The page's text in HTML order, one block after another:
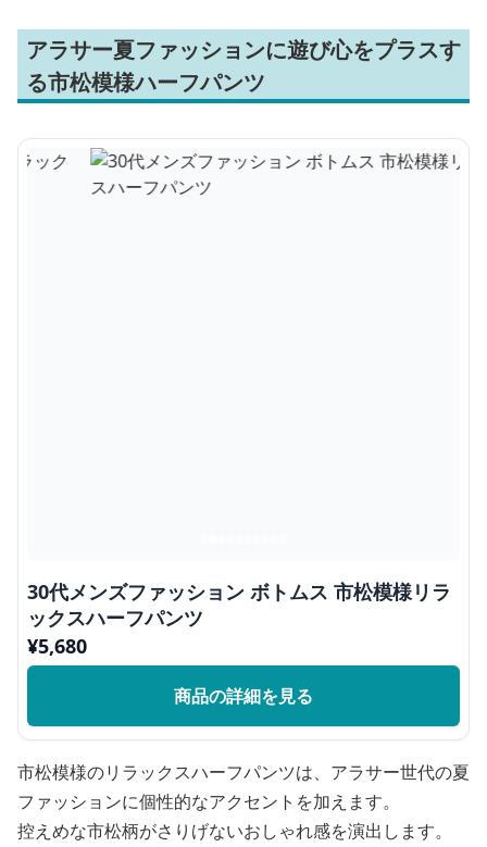
アラサー夏ファッションに遊び心をプラスす
る市松模様ハーフパンツ
30代メンズファッション ボトムス 市松模様リラ
ックスハーフパンツ
¥5,680
商品の詳細を見る
市松模様のリラックスハーフパンツは、アラサー世代の夏
ファッションに個性的なアクセントを加えます。
控えめな市松柄がさりげないおしゃれ感を演出します。